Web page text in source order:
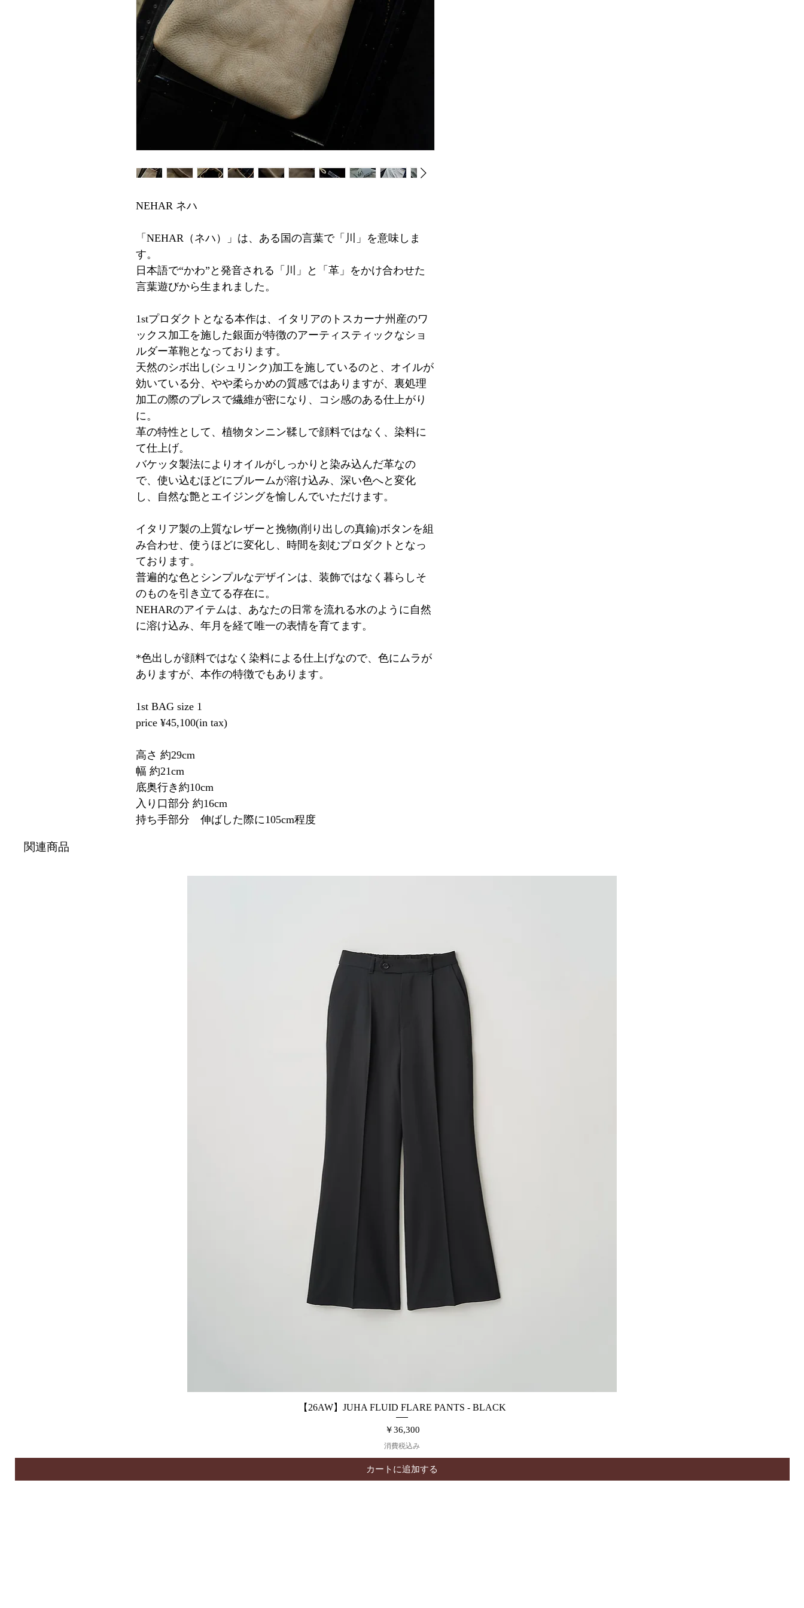
NEHAR ネハ
「NEHAR（ネハ）」は、ある国の言葉で「川」を意味しま
す。
日本語で“かわ”と発音される「川」と「革」をかけ合わせた
言葉遊びから生まれました。
1stプロダクトとなる本作は、イタリアのトスカーナ州産のワ
ックス加工を施した銀面が特徴のアーティスティックなショ
ルダー革鞄となっております。
天然のシボ出し(シュリンク)加工を施しているのと、オイルが
効いている分、やや柔らかめの質感ではありますが、裏処理
加工の際のプレスで繊維が密になり、コシ感のある仕上がり
に。
革の特性として、植物タンニン鞣しで顔料ではなく、染料に
て仕上げ。
バケッタ製法によりオイルがしっかりと染み込んだ革なの
で、使い込むほどにブルームが溶け込み、深い色へと変化
し、自然な艶とエイジングを愉しんでいただけます。
イタリア製の上質なレザーと挽物(削り出しの真鍮)ボタンを組
み合わせ、使うほどに変化し、時間を刻むプロダクトとなっ
ております。
普遍的な色とシンプルなデザインは、装飾ではなく暮らしそ
のものを引き立てる存在に。
NEHARのアイテムは、あなたの日常を流れる水のように自然
に溶け込み、年月を経て唯一の表情を育てます。
*色出しが顔料ではなく染料による仕上げなので、色にムラが
ありますが、本作の特徴でもあります。
1st BAG size 1
price ¥45,100(in tax)
高さ 約29cm
幅 約21cm
底奥行き約10cm
入り口部分 約16cm
持ち手部分 伸ばした際に105cm程度
関連商品
クイックビュー
【26AW】JUHA FLUID FLARE PANTS - BLACK
価格
￥36,300
消費税込み
カートに追加する